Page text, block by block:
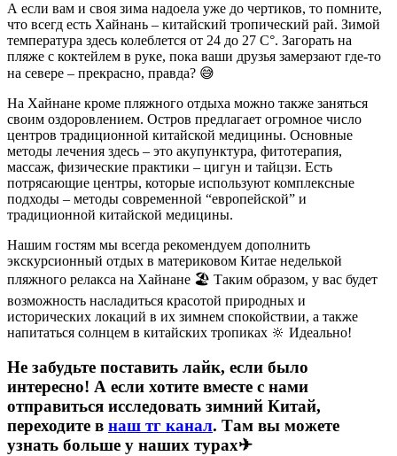
А если вам и своя зима надоела уже до чертиков, то помните,
что всегд есть Хайнань – китайский тропический рай. Зимой
температура здесь колеблется от 24 до 27 С°. Загорать на
пляже с коктейлем в руке, пока ваши друзья замерзают где-то
на севере – прекрасно, правда? 😅
На Хайнане кроме пляжного отдыха можно также заняться
своим оздоровлением. Остров предлагает огромное число
центров традиционной китайской медицины. Основные
методы лечения здесь – это акупунктура, фитотерапия,
массаж, физические практики – цигун и тайцзи. Есть
потрясающие центры, которые используют комплексные
подходы – методы современной “европейской” и
традиционной китайской медицины.
Нашим гостям мы всегда рекомендуем дополнить
экскурсионный отдых в материковом Китае неделькой
пляжного релакса на Хайнане 🏖 Таким образом, у вас будет
возможность насладиться красотой природных и
исторических локаций в их зимнем спокойствии, а также
напитаться солнцем в китайских тропиках 🔆 Идеально!
Не забудьте поставить лайк, если было
интересно! А если хотите вместе с нами
отправиться исследовать зимний Китай,
переходите в наш тг канал. Там вы можете
узнать больше у наших турах✈